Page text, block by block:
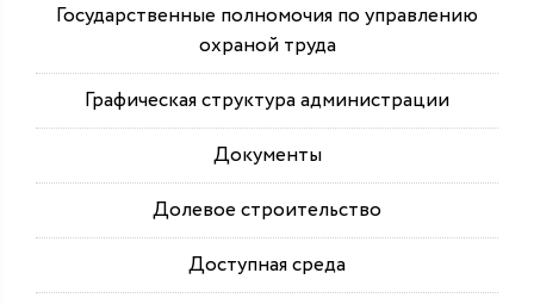
Государственные полномочия по управлению
охраной труда
Графическая структура администрации
Документы
Долевое строительство
Доступная среда